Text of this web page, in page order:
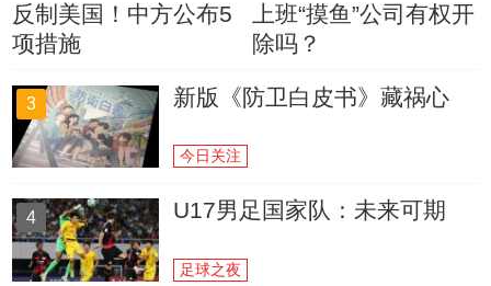
反制美国！中方公布5
项措施
上班“摸鱼”公司有权开
除吗？
3 新版《防卫白皮书》藏祸心
今日关注
4 U17男足国家队：未来可期
足球之夜